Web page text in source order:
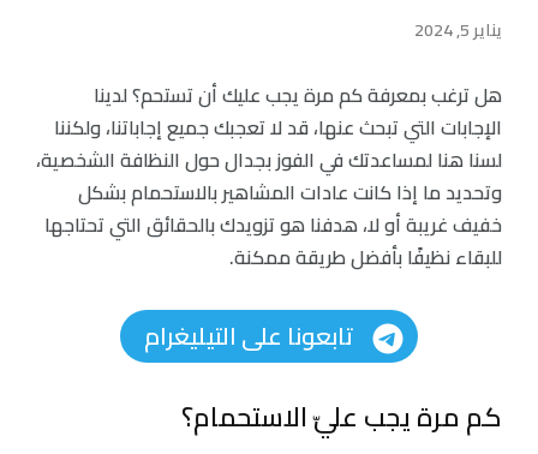
يناير 5, 2024
هل ترغب بمعرفة كم مرة يجب عليك أن تستحم؟ لدينا
الإجابات التي تبحث عنها، قد لا تعجبك جميع إجاباتنا، ولكننا
لسنا هنا لمساعدتك في الفوز بجدال حول النظافة الشخصية،
وتحديد ما إذا كانت عادات المشاهير بالاستحمام بشكل
خفيف غريبة أو لا، هدفنا هو تزويدك بالحقائق التي تحتاجها
للبقاء نظيفًا بأفضل طريقة ممكنة.
تابعونا على التيليغرام
كم مرة يجب عليّ الاستحمام؟